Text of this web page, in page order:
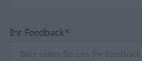
Ihr Feedback*